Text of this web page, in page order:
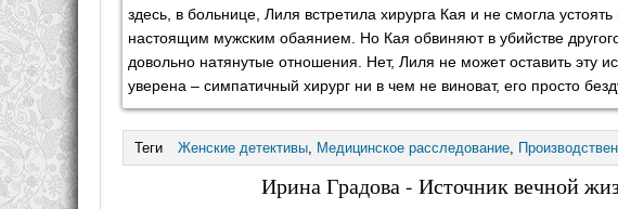
здесь, в больнице, Лиля встретила хирурга Кая и не смогла
настоящим мужским обаянием. Но Кая обвиняют в убийстве
довольно натянутые отношения. Нет, Лиля не может оставить эту
уверена – симпатичный хирург ни в чем не виноват, его просто
Теги Женские детективы Медицинское расследование
Ирина Градова - Источник вечной